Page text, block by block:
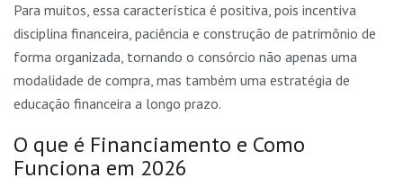
Para muitos, essa característica é positiva, pois incentiva
disciplina financeira, paciência e construção de patrimônio de
forma organizada, tornando o consórcio não apenas uma
modalidade de compra, mas também uma estratégia de
educação financeira a longo prazo.
O que é Financiamento e Como
Funciona em 2026